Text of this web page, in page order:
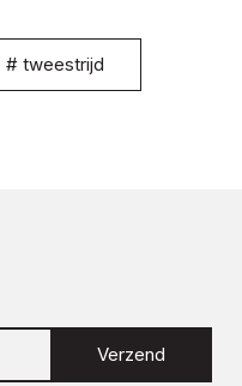
# tweestrijd
Verzend